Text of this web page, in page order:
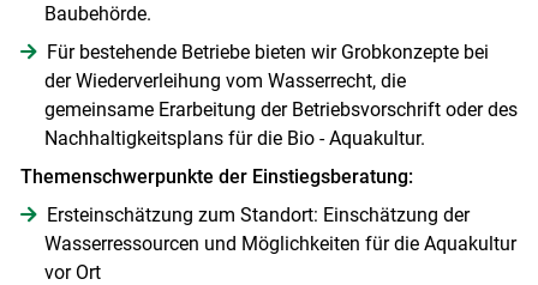
Baubehörde.
Für bestehende Betriebe bieten wir Grobkonzepte bei
der Wiederverleihung vom Wasserrecht, die
gemeinsame Erarbeitung der Betriebsvorschrift oder des
Nachhaltigkeitsplans für die Bio - Aquakultur.
Themenschwerpunkte der Einstiegsberatung:
Ersteinschätzung zum Standort: Einschätzung der
Wasserressourcen und Möglichkeiten für die Aquakultur
vor Ort